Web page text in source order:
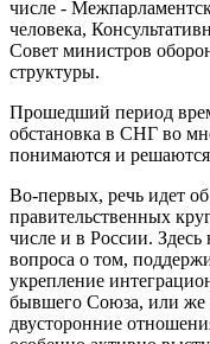
числе -
человека,
Совет министров
структуры.
Прошедший период
обстановка в СНГ во
понимаются и
Во-первых, речь идет
правительственных
числе и в России.
вопроса о том,
укрепление
бывшего Союза, или же
двусторонние